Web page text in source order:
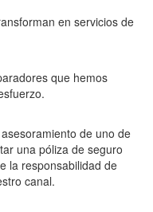
en servicios de
que hemos
de uno de
una póliza de seguro
la responsabilidad de
canal.